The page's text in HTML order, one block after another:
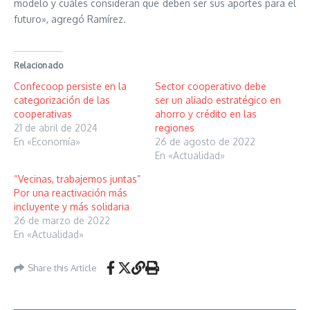
modelo y cuáles consideran que deben ser sus aportes para el
futuro», agregó Ramírez.
Relacionado
Confecoop persiste en la
categorización de las
cooperativas
21 de abril de 2024
En «Economía»
Sector cooperativo debe
ser un aliado estratégico en
ahorro y crédito en las
regiones
26 de agosto de 2022
En «Actualidad»
“Vecinas, trabajemos juntas”
Por una reactivación más
incluyente y más solidaria
26 de marzo de 2022
En «Actualidad»
Share this Article